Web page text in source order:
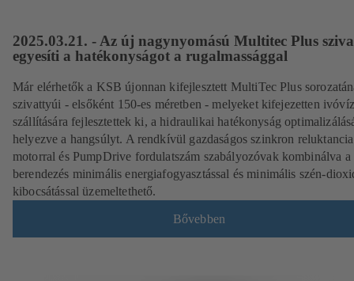
2025.03.21. - Az új nagynyomású Multitec Plus
egyesíti a hatékonyságot a rugalmassággal
Már elérhetők a KSB újonnan kifejlesztett MultiTec Plus
szivattyúi - elsőként 150-es méretben - melyeket kifejezetten ivóvíz
szállítására fejlesztettek ki, a hidraulikai hatékonyság
helyezve a hangsúlyt. A rendkívül gazdaságos szinkron reluktancia
motorral és PumpDrive fordulatszám szabályozóvak kombinálva a
berendezés minimális energiafogyasztással és minimális szén-
kibocsátással üzemeltethető.
Bővebben